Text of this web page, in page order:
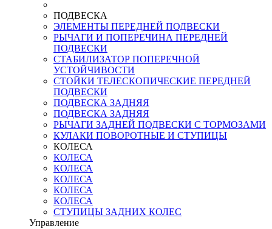
ПОДВЕСКА
ЭЛЕМЕНТЫ ПЕРЕДНЕЙ ПОДВЕСКИ
РЫЧАГИ И ПОПЕРЕЧИНА ПЕРЕДНЕЙ
ПОДВЕСКИ
СТАБИЛИЗАТОР ПОПЕРЕЧНОЙ
УСТОЙЧИВОСТИ
СТОЙКИ ТЕЛЕСКОПИЧЕСКИЕ ПЕРЕДНЕЙ
ПОДВЕСКИ
ПОДВЕСКА ЗАДНЯЯ
ПОДВЕСКА ЗАДНЯЯ
РЫЧАГИ ЗАДНЕЙ ПОДВЕСКИ С ТОРМОЗАМИ
КУЛАКИ ПОВОРОТНЫЕ И СТУПИЦЫ
КОЛЕСА
КОЛЕСА
КОЛЕСА
КОЛЕСА
КОЛЕСА
КОЛЕСА
СТУПИЦЫ ЗАДНИХ КОЛЕС
Управление